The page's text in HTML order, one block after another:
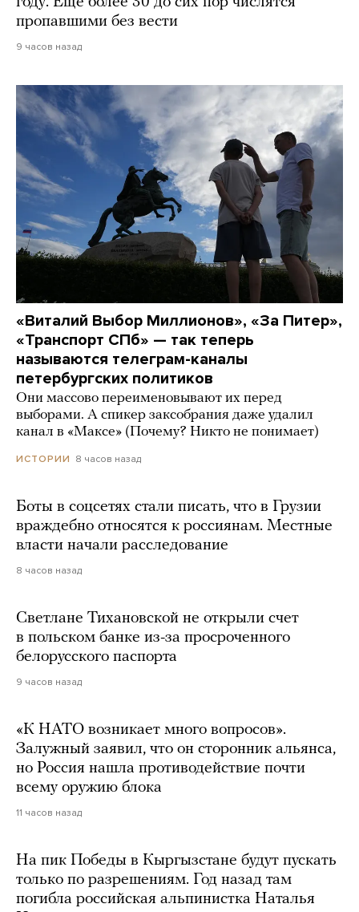
пропавшими без вести
9 часов назад
«Виталий Выбор Миллионов», «За Питер»,
«Транспорт СПб» — так теперь
называются телеграм-каналы
петербургских политиков
Они массово переименовывают их перед
выборами. А спикер заксобрания даже удалил
канал в «Максе» (Почему? Никто не понимает)
ИСТОРИИ 8 часов назад
Боты в соцсетях стали писать, что в Грузии
враждебно относятся к россиянам. Местные
власти начали расследование
8 часов назад
Светлане Тихановской не открыли счет
в польском банке из-за просроченного
белорусского паспорта
9 часов назад
«К НАТО возникает много вопросов».
Залужный заявил, что он сторонник альянса,
но Россия нашла противодействие почти
всему оружию блока
11 часов назад
На пик Победы в Кыргызстане будут пускать
только по разрешениям. Год назад там
погибла российская альпинистка Наталья